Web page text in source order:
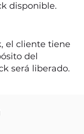
disponible.
el cliente tiene
del
será liberado.